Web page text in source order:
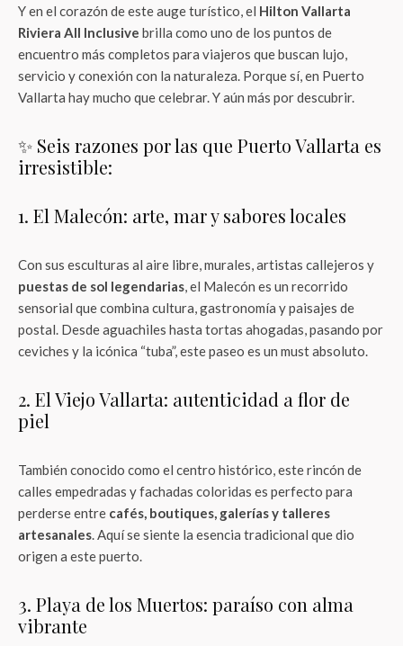
Y en el corazón de este auge turístico, el Hilton Vallarta
Riviera All Inclusive brilla como uno de los puntos de
encuentro más completos para viajeros que buscan lujo,
servicio y conexión con la naturaleza. Porque sí, en Puerto
Vallarta hay mucho que celebrar. Y aún más por descubrir.
✨ Seis razones por las que Puerto Vallarta es
irresistible:
1. El Malecón: arte, mar y sabores locales
Con sus esculturas al aire libre, murales, artistas callejeros y
puestas de sol legendarias, el Malecón es un recorrido
sensorial que combina cultura, gastronomía y paisajes de
postal. Desde aguachiles hasta tortas ahogadas, pasando por
ceviches y la icónica “tuba”, este paseo es un must absoluto.
2. El Viejo Vallarta: autenticidad a flor de
piel
También conocido como el centro histórico, este rincón de
calles empedradas y fachadas coloridas es perfecto para
perderse entre cafés, boutiques, galerías y talleres
artesanales. Aquí se siente la esencia tradicional que dio
origen a este puerto.
3. Playa de los Muertos: paraíso con alma
vibrante